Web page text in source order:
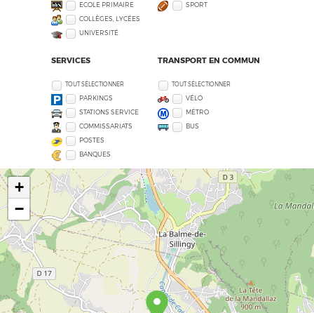
ECOLE PRIMAIRE
COLLÈGES, LYCÉES
UNIVERSITÉ
SPORT
SERVICES
TOUT SÉLECTIONNER
PARKINGS
STATIONS SERVICE
COMMISSARIATS
POSTES
BANQUES
TRANSPORT EN COMMUN
TOUT SÉLECTIONNER
VÉLO
MÉTRO
BUS
+
−